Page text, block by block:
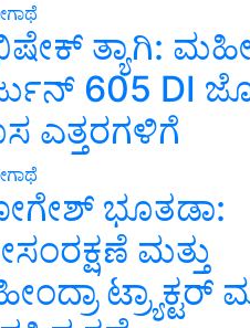
ತ್ಯಾಗಿ:
605 DI
ಎತ್ತರಗಳಿಗೆ
ಭೂತಡಾ:
ಮತ್ತು